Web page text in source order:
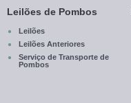
Leilões de Pombos
Leilões
Leilões Anteriores
Serviço de Transporte de
Pombos